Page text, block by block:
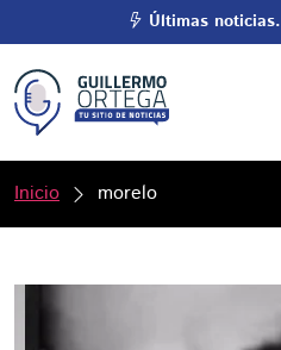
Últimas noticias.
Inicio morelo